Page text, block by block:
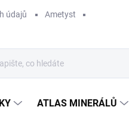
údajů Ametyst
ATLAS MINERÁLŮ